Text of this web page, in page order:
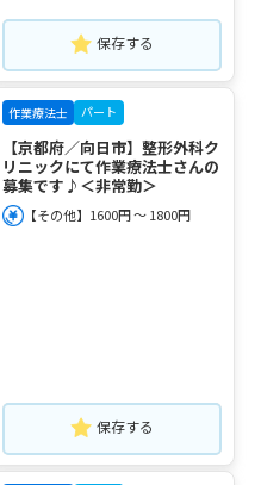
保存する
作業療法士 パート
【京都府／向日市】整形外科ク
リニックにて作業療法士さんの
募集です♪＜非常勤＞
【その他】1600円 ～ 1800円
保存する